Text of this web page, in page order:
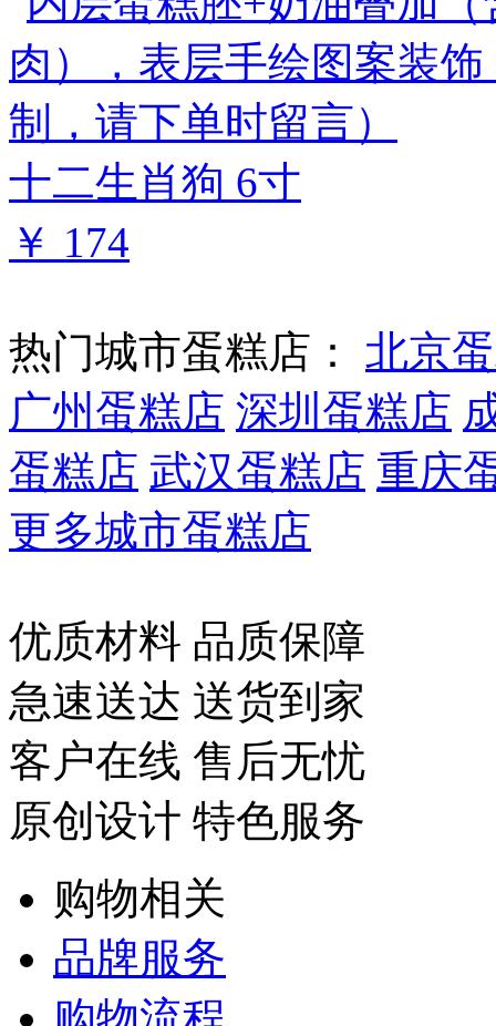
十二生肖狗 6寸
￥ 174
热门城市蛋糕店：
北京
广州蛋糕店 深圳蛋糕店
蛋糕店 武汉蛋糕店 重庆
更多城市蛋糕店
优质材料 品质保障
急速送达 送货到家
客户在线 售后无忧
原创设计 特色服务
购物相关
品牌服务